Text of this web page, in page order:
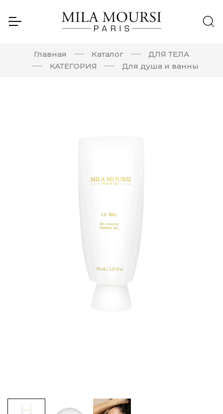
Главная Каталог
ДЛЯ ТЕЛА
КАТЕГОРИЯ
Для душа и ванны